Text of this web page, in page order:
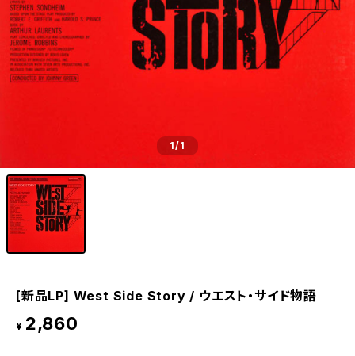
1/1
[新品LP] West Side Story / ウエスト・サイド物語
¥ 2,860